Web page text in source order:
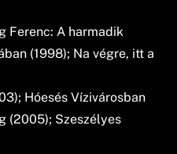
Ferenc: A harmadik
(1998); Na végre, itt a
Hóesés Vízivárosban
(2005); Szeszélyes